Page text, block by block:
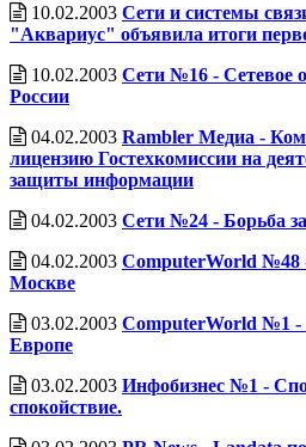
10.02.2003 Сети и системы
"Аквариус" объявила итоги
10.02.2003 Сети №16 - Сетевое
России
04.02.2003 Rambler Медиа -
лицензию Гостехкомиссии на
защиты информации
04.02.2003 Сети №24 - Борьба
04.02.2003 ComputerWorld №48
Москве
03.02.2003 ComputerWorld №1
Европе
03.02.2003 Инфобизнес №1 -
спокойствие.